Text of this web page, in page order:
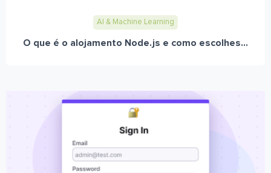
AI & Machine Learning
O que é o alojamento Node.js e como escolhes...